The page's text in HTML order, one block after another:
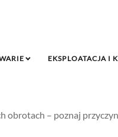
EKSPLOATACJA I
obrotach – poznaj